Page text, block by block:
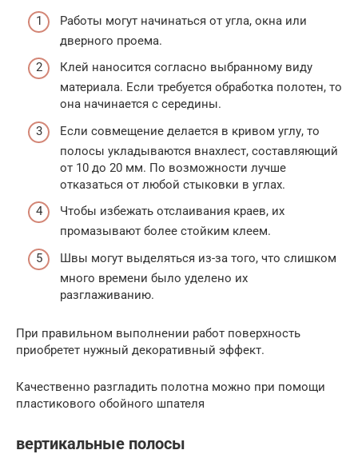
Работы могут начинаться от угла, окна или
дверного проема.
Клей наносится согласно выбранному виду
материала. Если требуется обработка полотен, то
она начинается с середины.
Если совмещение делается в кривом углу, то
полосы укладываются внахлест, составляющий
от 10 до 20 мм. По возможности лучше
отказаться от любой стыковки в углах.
Чтобы избежать отслаивания краев, их
промазывают более стойким клеем.
Швы могут выделяться из-за того, что слишком
много времени было уделено их
разглаживанию.
При правильном выполнении работ поверхность
приобретет нужный декоративный эффект.
Качественно разгладить полотна можно при помощи
пластикового обойного шпателя
вертикальные полосы